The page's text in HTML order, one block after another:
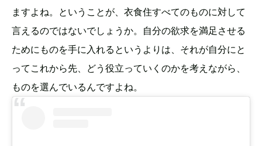
ますよね。ということが、衣食住すべてのものに対して
言えるのではないでしょうか。自分の欲求を満足させる
ためにものを手に入れるというよりは、それが自分にと
ってこれから先、どう役立っていくのかを考えながら、
ものを選んでいるんですよね。